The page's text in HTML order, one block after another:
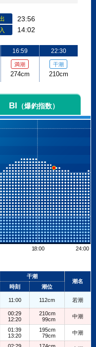
23:56
14:02
16:59
満潮
274cm
22:30
干潮
210cm
BI （爆釣指数）
18:00 24:00
干潮
潮名
時刻 潮位
11:00 112cm 若潮
00:29
12:20
210cm
99cm
中潮
01:39
13:20
195cm
79cm
中潮